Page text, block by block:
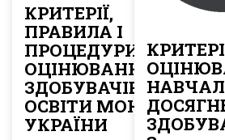
КРИТЕРІЇ,
ПРАВИЛА І
ПРОЦЕДУРИ
ОЦІНЮВАННЯ
ЗДОБУВАЧІВ
ОСВІТИ МОН
УКРАЇНИ